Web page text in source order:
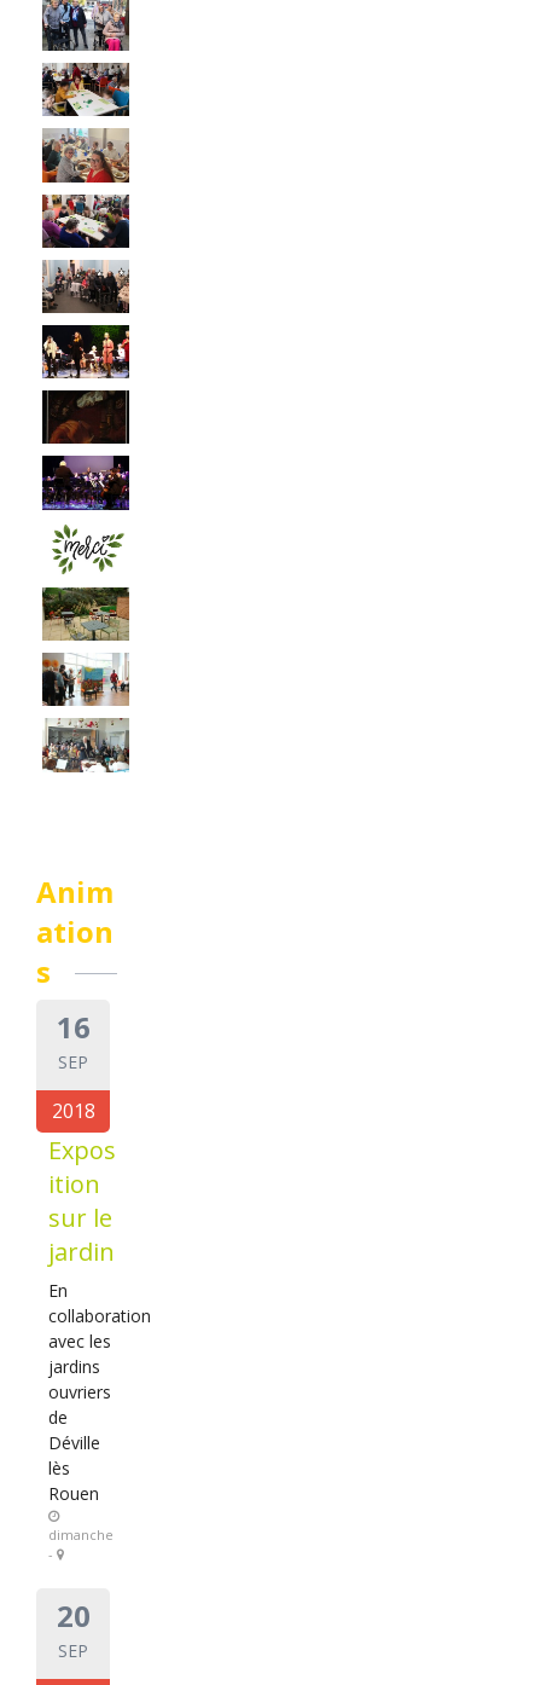
Anim
ation
s
16
SEP
2018
Expos
ition
sur le
jardin
En
collaboration
avec les
jardins
ouvriers
de
Déville
lès
Rouen
dimanche
-
20
SEP